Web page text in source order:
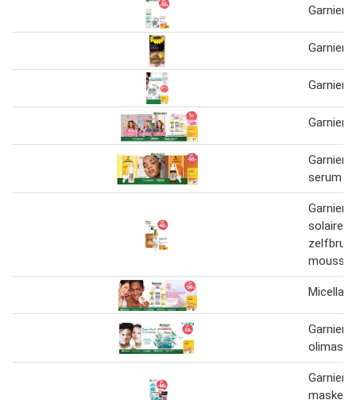
Garnier
Garnier
Garnier
Garnier
Garnier
serum
Garnier
solaire
mousse
Garnier
Garnier
masker